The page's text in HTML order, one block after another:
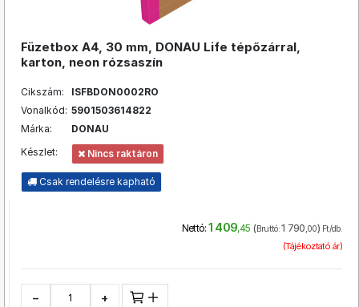
Füzetbox A4, 30 mm, DONAU Life tépőzárral,
karton, neon rózsaszín
Cikszám:
ISFBDON0002RO
Vonalkód: 5901503614822
Márka:
DONAU
Készlet:
Nincs raktáron
Csak rendelésre kapható
Nettó: 1 409,45 (Bruttó:1 790,00) Ft/db.
(Tájékoztató ár)
− +